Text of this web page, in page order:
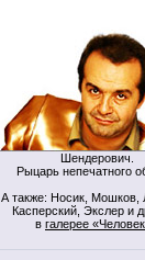
Шендерович.
Рыцарь непечатного
А также: Носик, Мошков,
Касперский, Экслер и
в галерее